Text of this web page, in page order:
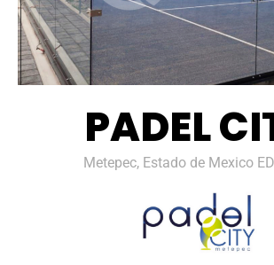
PADEL
Metepec, Estado de Mexico